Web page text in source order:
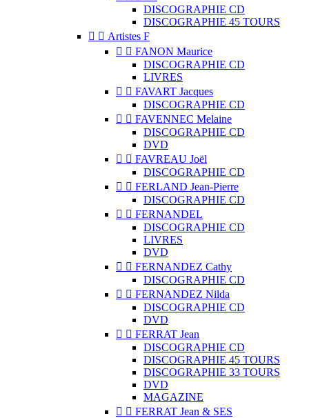
DISCOGRAPHIE CD
DISCOGRAPHIE 45 TOURS
  Artistes F
  FANON Maurice
DISCOGRAPHIE CD
LIVRES
  FAVART Jacques
DISCOGRAPHIE CD
  FAVENNEC Melaine
DISCOGRAPHIE CD
DVD
  FAVREAU Joël
DISCOGRAPHIE CD
  FERLAND Jean-Pierre
DISCOGRAPHIE CD
  FERNANDEL
DISCOGRAPHIE CD
LIVRES
DVD
  FERNANDEZ Cathy
DISCOGRAPHIE CD
  FERNANDEZ Nilda
DISCOGRAPHIE CD
DVD
  FERRAT Jean
DISCOGRAPHIE CD
DISCOGRAPHIE 45 TOURS
DISCOGRAPHIE 33 TOURS
DVD
MAGAZINE
  FERRAT Jean & SES